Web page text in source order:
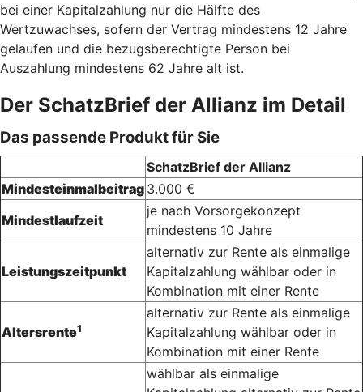
bei einer Kapitalzahlung nur die Hälfte des
Wertzuwachses, sofern der Vertrag mindestens 12 Jahre
gelaufen und die bezugsberechtigte Person bei
Auszahlung mindestens 62 Jahre alt ist.
Der SchatzBrief der Allianz im Detail
Das passende Produkt für Sie
SchatzBrief der Allianz
Mindesteinmalbeitrag 3.000 €
Mindestlaufzeit
je nach Vorsorgekonzept
mindestens 10 Jahre
Leistungszeitpunkt
alternativ zur Rente als einmalige
Kapitalzahlung wählbar oder in
Kombination mit einer Rente
Altersrente1
alternativ zur Rente als einmalige
Kapitalzahlung wählbar oder in
Kombination mit einer Rente
wählbar als einmalige